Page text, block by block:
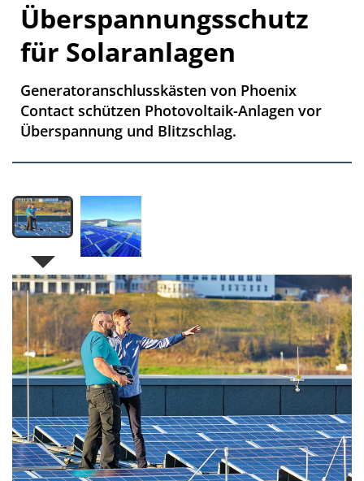
Überspannungsschutz
für Solaranlagen
Generatoranschlusskästen von Phoenix
Contact schützen Photovoltaik-Anlagen vor
Überspannung und Blitzschlag.